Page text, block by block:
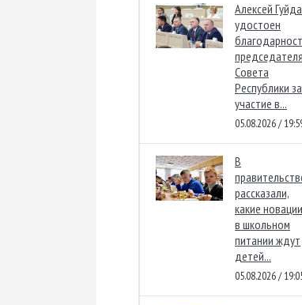
Алексей Гуйда
удостоен
председателя
Совета
Республики за
участие в...
05.08.2026 /
В
рассказали,
какие новации
в школьном
питании ждут
детей...
05.08.2026 /